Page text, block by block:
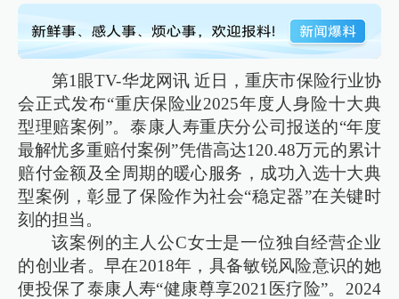
第1眼TV-华龙网讯 近日，重庆市保险行业协
会正式发布“重庆保险业2025年度人身险十大典
型理赔案例”。泰康人寿重庆分公司报送的“年度
最解忧多重赔付案例”凭借高达120.48万元的累计
赔付金额及全周期的暖心服务，成功入选十大典
型案例，彰显了保险作为社会“稳定器”在关键时
刻的担当。
该案例的主人公C女士是一位独自经营企业
的创业者。早在2018年，具备敏锐风险意识的她
便投保了泰康人寿“健康尊享2021医疗险”。2024